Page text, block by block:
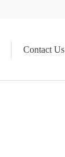
Contact Us